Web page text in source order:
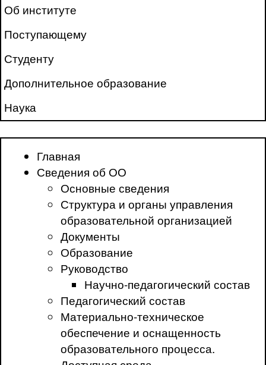
Об институте
Поступающему
Студенту
Дополнительное образование
Наука
Главная
Сведения об ОО
Основные сведения
Структура и органы управления
образовательной организацией
Документы
Образование
Руководство
Научно-педагогический состав
Педагогический состав
Материально-техническое
обеспечение и оснащенность
образовательного процесса.